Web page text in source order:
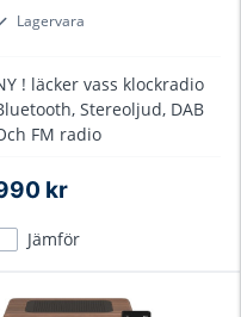
Lagervara
! läcker vass klockradio
Stereoljud, DAB
FM radio
kr
Jämför